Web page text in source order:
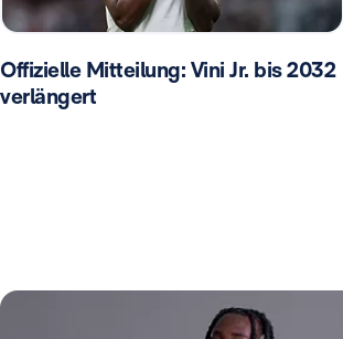
Offizielle Mitteilung: Vini Jr. bis 2032
verlängert